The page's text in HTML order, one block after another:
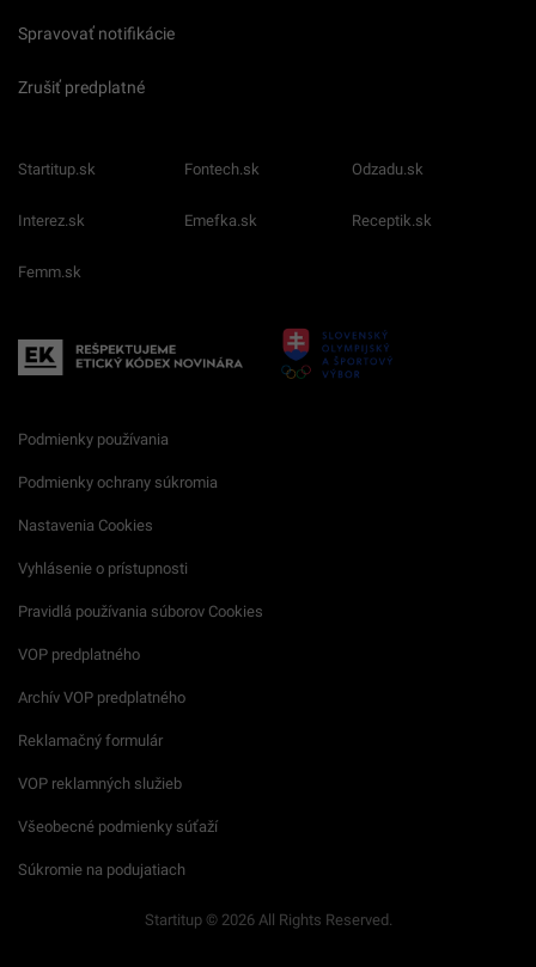
Spravovať notifikácie
Zrušiť predplatné
Startitup.sk Fontech.sk Odzadu.sk
Interez.sk Emefka.sk Receptik.sk
Femm.sk
Podmienky používania
Podmienky ochrany súkromia
Nastavenia Cookies
Vyhlásenie o prístupnosti
Pravidlá používania súborov Cookies
VOP predplatného
Archív VOP predplatného
Reklamačný formulár
VOP reklamných služieb
Všeobecné podmienky súťaží
Súkromie na podujatiach
Startitup © 2026 All Rights Reserved.